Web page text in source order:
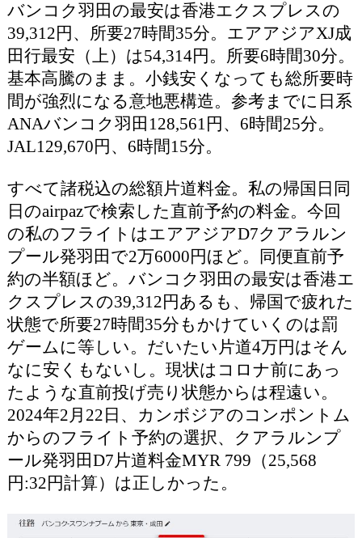
バンコク羽田の最安は香港エクスプレスの
39,312円、所要27時間35分。エアアジアXJ成
田行最安（上）は54,314円。所要6時間30分。
基本高騰のまま。小銭安くなっても総所要時
間が強烈になる意地悪構造。参考までに日系
ANAバンコク羽田128,561円、6時間25分。
JAL129,670円、6時間15分。
すべて諸税込の総額片道料金。私の帰国日同
日のairpazで検索した直前予約の料金。今回
の私のフライトはエアアジアD7クアラルン
プール発羽田で2万6000円ほど。同便直前予
約の半額ほど。バンコク羽田の最安は香港エ
クスプレスの39,312円あるも、帰国で疲れた
状態で所要27時間35分もかけていくのは罰
ゲームに等しい。だいたい片道4万円はそん
なに安くもないし。現状はコロナ前にあっ
たような直前投げ売り状態からは程遠い。
2024年2月22日、カンボジアのコンポントム
からのフライト予約の選択、クアラルンプ
ール発羽田D7片道料金MYR 799（25,568
円:32円計算）は正しかった。